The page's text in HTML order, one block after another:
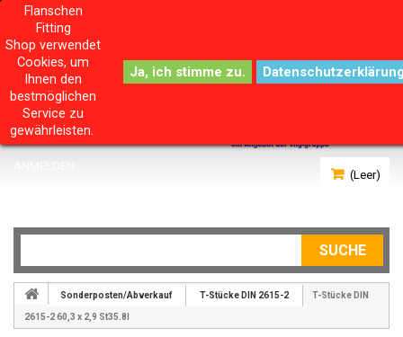
(Leer)
SUCHE
Flanschen
Fitting
Shop verwendet
Cookies, um
Ihnen den
bestmöglichen
Service zu
gewährleisten.
Sonderposten/Abverkauf T-Stücke DIN 2615-2 T-Stücke DIN
2615-2 60,3 x 2,9 St35.8I